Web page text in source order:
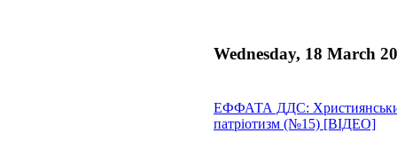
Wednesday, 18 March
ЕФФАТА ДДС:
патріотизм (№15) [ВІДЕО]